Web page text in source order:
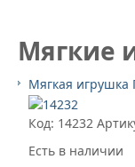
Мягкие
Mягкая игрушка
Код: 14232
Есть в наличии